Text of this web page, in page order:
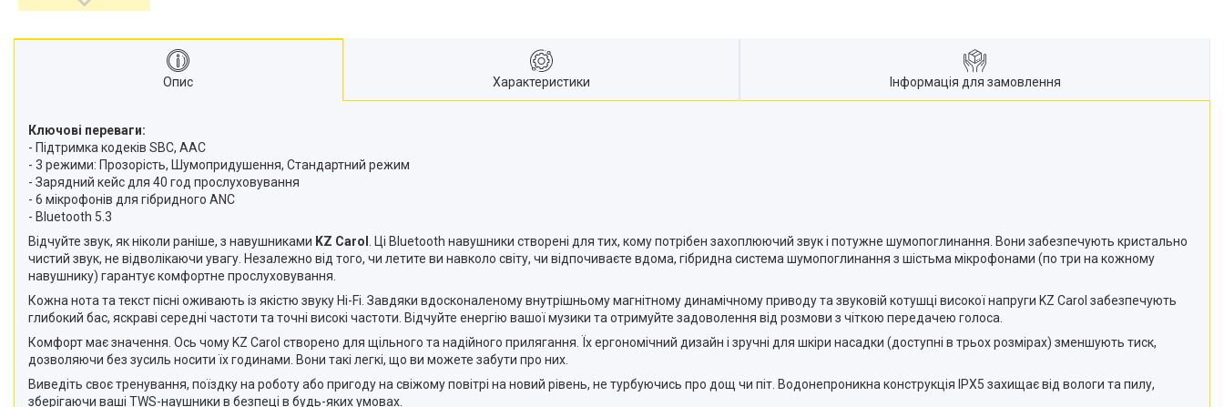
Опис Характеристики Інформація для замовлення
Ключові переваги:
- Підтримка кодеків SBC, AAC
- 3 режими: Прозорість, Шумопридушення, Стандартний режим
- Зарядний кейс для 40 год прослуховування
- 6 мікрофонів для гібридного ANC
- Bluetooth 5.3
Відчуйте звук, як ніколи раніше, з навушниками KZ Carol
. Ці Bluetooth навушники створені для тих, кому потрібен захоплюючий звук і потужне шумопоглинання. Вони забезпечують кристально
чистий звук, не відволікаючи увагу. Незалежно від того, чи летите ви навколо світу, чи відпочиваєте вдома, гібридна система шумопоглинання з шістьма мікрофонами (по три на кожному
навушнику) гарантує комфортне прослуховування.
Кожна нота та текст пісні оживають із якістю звуку Hi-Fi. Завдяки вдосконаленому внутрішньому магнітному динамічному приводу та звуковій котушці високої напруги KZ Carol забезпечують
глибокий бас, яскраві середні частоти та точні високі частоти. Відчуйте енергію вашої музики та отримуйте задоволення від розмови з чіткою передачею голоса.
Комфорт має значення. Ось чому KZ Carol створено для щільного та надійного прилягання. Їх ергономічний дизайн і зручні для шкіри насадки (доступні в трьох розмірах) зменшують тиск,
дозволяючи без зусиль носити їх годинами. Вони такі легкі, що ви можете забути про них.
Виведіть своє тренування, поїздку на роботу або пригоду на свіжому повітрі на новий рівень, не турбуючись про дощ чи піт. Водонепроникна конструкція IPX5 захищає від вологи та пилу,
зберігаючи ваші TWS-наушники в безпеці в будь-яких умовах.